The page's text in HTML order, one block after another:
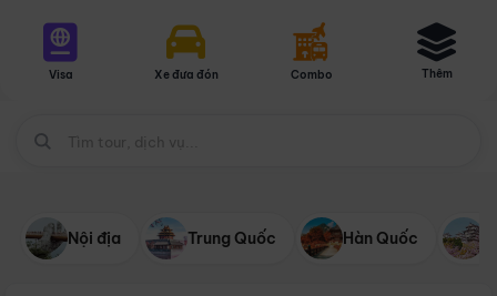
Visa Xe đưa đón Combo Thêm
Nội địa Trung Quốc Hàn Quốc